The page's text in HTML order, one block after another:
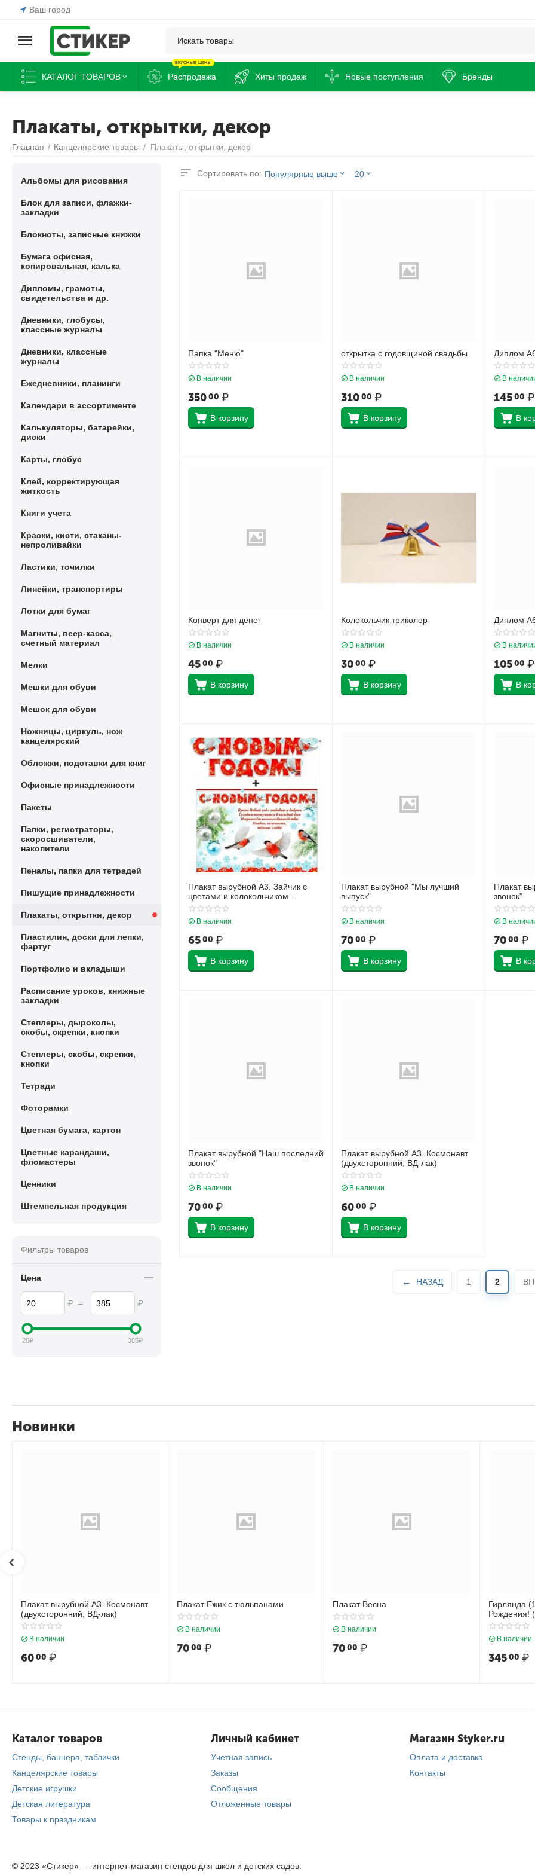
Ваш город
КАТАЛОГ ТОВАРОВ Распродажа
ВКУСНЫЕ ЦЕНЫ
Хиты продаж Новые поступления Бренды
Плакаты, открытки, декор
Главная / Канцелярские товары / Плакаты, открытки, декор
Сортировать по: Популярные выше 20
Папка "Меню"
В наличии
35000 ₽
В корзину
открытка с годовщиной свадьбы
В наличии
31000 ₽
В корзину
Диплом
В
14500 ₽
В
Конверт для денег
В наличии
4500 ₽
В корзину
Колокольчик триколор
В наличии
3000 ₽
В корзину
Диплом
В
10500 ₽
В
Плакат вырубной А3. Зайчик с
цветами и колокольчиком
(двухсторонний)
В наличии
6500 ₽
В корзину
Плакат вырубной "Мы лучший
выпуск"
В наличии
7000 ₽
В корзину
Плакат
звонок"
В
7000 ₽
В
Плакат вырубной "Наш последний
звонок"
В наличии
7000 ₽
В корзину
Плакат вырубной А3. Космонавт
(двухсторонний, ВД-лак)
В наличии
6000 ₽
В корзину
НАЗАД 1 2
Альбомы для рисования
Блок для записи, флажки-
закладки
Блокноты, записные книжки
Бумага офисная,
копировальная, калька
Дипломы, грамоты,
свидетельства и др.
Дневники, глобусы,
классные журналы
Дневники, классные
журналы
Ежедневники, планинги
Календари в ассортименте
Калькуляторы, батарейки,
диски
Карты, глобус
Клей, корректирующая
житкость
Книги учета
Краски, кисти, стаканы-
непроливайки
Ластики, точилки
Линейки, транспортиры
Лотки для бумаг
Магниты, веер-касса,
счетный материал
Мелки
Мешки для обуви
Мешок для обуви
Ножницы, циркуль, нож
канцелярский
Обложки, подставки для книг
Офисные принадлежности
Пакеты
Папки, регистраторы,
скоросшиватели,
накопители
Пеналы, папки для тетрадей
Пишущие принадлежности
Плакаты, открытки, декор
Пластилин, доски для лепки,
фартуг
Портфолио и вкладыши
Расписание уроков, книжные
закладки
Степлеры, дыроколы,
скобы, скрепки, кнопки
Степлеры, скобы, скрепки,
кнопки
Тетради
Фоторамки
Цветная бумага, картон
Цветные карандаши,
фломастеры
Ценники
Штемпельная продукция
Фильтры товаров
Цена
₽ – ₽
20₽ 385₽
Новинки
Плакат вырубной А3. Космонавт
(двухсторонний, ВД-лак)
В наличии
6000 ₽
Плакат Ежик с тюльпанами
В наличии
7000 ₽
Плакат Весна
В наличии
7000 ₽
Гирлянда
Рождения!
В наличии
34500 ₽
Каталог товаров
Стенды, баннера, таблички
Канцелярские товары
Детские игрушки
Детская литература
Товары к праздникам
Личный кабинет
Учетная запись
Заказы
Сообщения
Отложенные товары
Магазин Styker.ru
Оплата и доставка
Контакты
© 2023 «Стикер» — интернет-магазин стендов для школ и детских садов.